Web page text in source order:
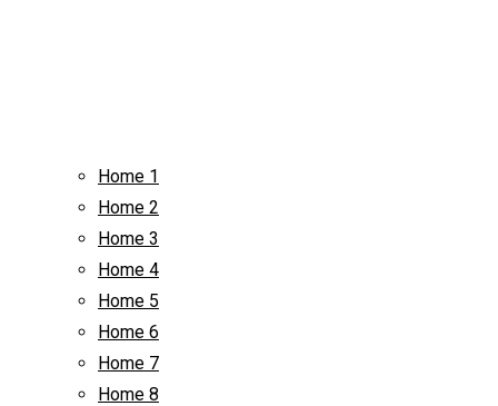
Home 1
Home 2
Home 3
Home 4
Home 5
Home 6
Home 7
Home 8